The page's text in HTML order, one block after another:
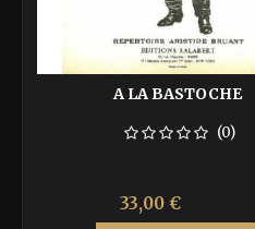
A LA BASTOCHE
(0)
Prix
33,00 €